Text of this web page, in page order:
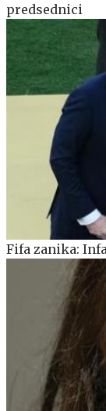
predsednici
Fifa zanika: